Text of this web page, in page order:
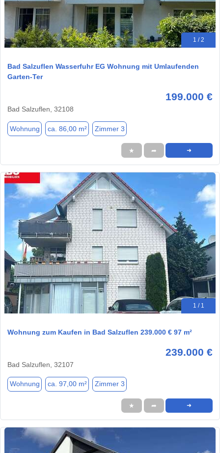
1 / 2
Bad Salzuflen Wasserfuhr EG Wohnung mit Umlaufenden
Garten-Ter
199.000 €
Bad Salzuflen, 32108
Wohnung ca. 86,00 m² Zimmer 3
★ ➦ ➜
1 / 1
Wohnung zum Kaufen in Bad Salzuflen 239.000 € 97 m²
239.000 €
Bad Salzuflen, 32107
Wohnung ca. 97,00 m² Zimmer 3
★ ➦ ➜